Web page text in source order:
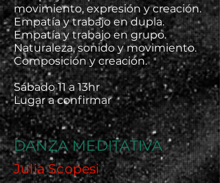
movimiento, expresión y creación.
Empatía y trabajo en dupla.
Empatía y trabajo en grupo.
Naturaleza, sonido y movimiento.
Composición y creación.
Sábado 11 a 13hr
Lugar a confirmar
DANZA MEDITATIVA
Julia Scopesi